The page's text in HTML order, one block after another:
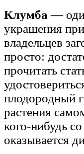
Клумба —
украшения
владельцев
просто:
прочитать
плодородный
растения
кого-нибудь
оказывается